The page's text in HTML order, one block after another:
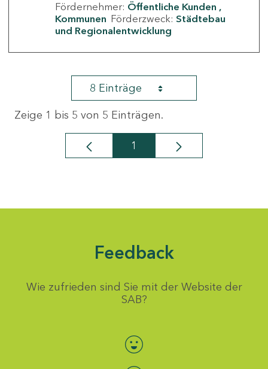
Fördernehmer: Öffentliche Kunden
Kommunen Förderzweck: Städtebau
und Regionalentwicklung
8 Einträge
Zeige 1 bis 5 von 5 Einträgen.
Seite
1
Feedback
Wie zufrieden sind Sie mit der Website der
SAB?
Bewertung auswählen